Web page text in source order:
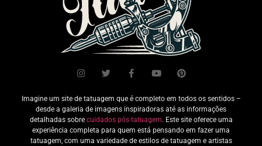
Imagine um site de tatuagem que é completo em todos os sentidos –
desde a galeria de imagens inspiradoras até as informações
detalhadas sobre cuidados pós-tatuagem. Este site oferece uma
experiência completa para quem está pensando em fazer uma
tatuagem, com uma variedade de estilos de tatuagem e artistas